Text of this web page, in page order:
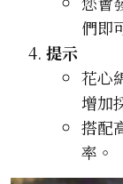
們即
提示
花心
增加
搭配
率。